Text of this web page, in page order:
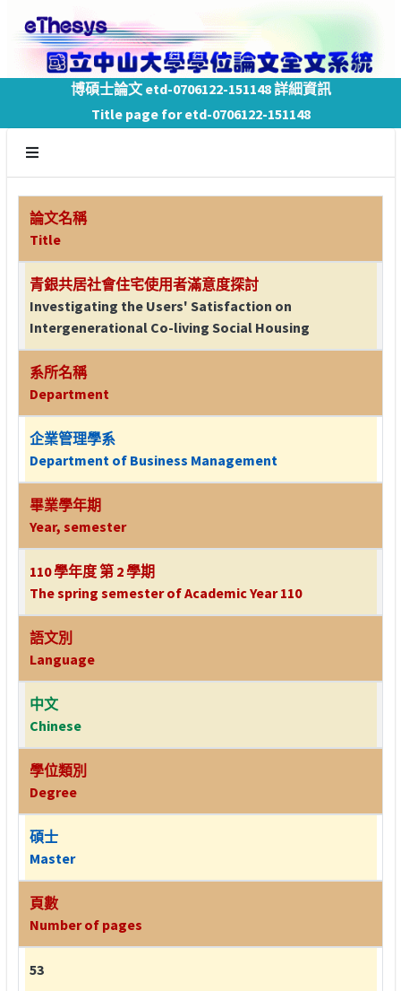
博碩士論文 etd-0706122-151148 詳細資訊
Title page for etd-0706122-151148
論文名稱
Title
青銀共居社會住宅使用者滿意度探討
Investigating the Users' Satisfaction on
Intergenerational Co-living Social Housing
系所名稱
Department
企業管理學系
Department of Business Management
畢業學年期
Year, semester
110 學年度 第 2 學期
The spring semester of Academic Year 110
語文別
Language
中文
Chinese
學位類別
Degree
碩士
Master
頁數
Number of pages
53